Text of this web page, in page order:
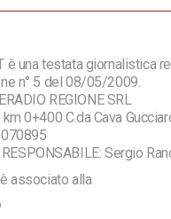
è una testata giornalistica
n° 5 del 08/05/2009.
REGIONE SRL
km 0+400 C.da Cava
RESPONSABILE: Sergio
associato alla